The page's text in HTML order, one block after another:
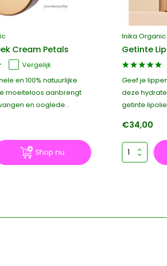
Cream Petals
Vergelijk
en 100% natuurlijke
moeiteloos aanbrengt
en ooglede...
Shop nu
Inika Organic
Getinte
Geef je
deze
getinte
€34,00